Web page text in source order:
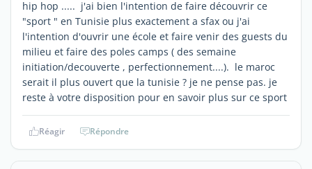
hip hop ..... j'ai bien l'intention de faire découvrir ce
"sport " en Tunisie plus exactement a sfax ou j'ai
l'intention d'ouvrir une école et faire venir des guests du
milieu et faire des poles camps ( des semaine
initiation/decouverte , perfectionnement....). le maroc
serait il plus ouvert que la tunisie ? je ne pense pas. je
reste à votre disposition pour en savoir plus sur ce sport
Réagir Répondre